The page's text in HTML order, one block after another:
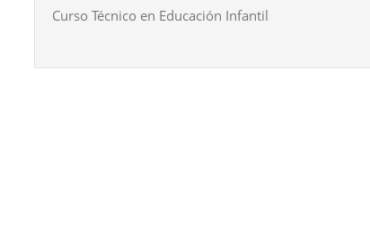
Curso Técnico en Educación Infantil